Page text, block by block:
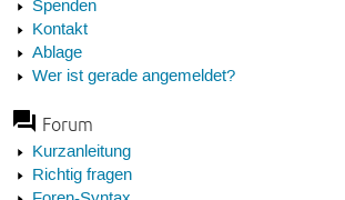
Spenden
Kontakt
Ablage
Wer ist gerade angemeldet?
Forum
Kurzanleitung
Richtig fragen